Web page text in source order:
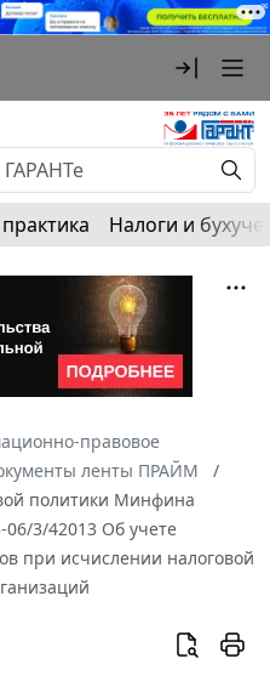
Налоги и
правовое
ленты ПРАЙМ
политики Минфина
06/3/42013 Об учете
при исчислении налоговой